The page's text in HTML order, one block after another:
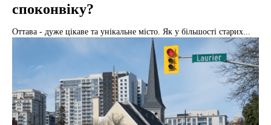
споконвіку?
Оттава - дуже цікаве та унікальне місто. Як у більшості старих...